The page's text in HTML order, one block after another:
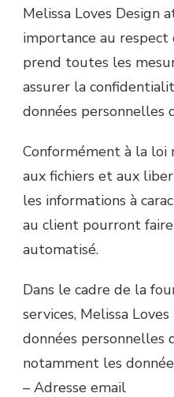
Melissa Loves Design
importance au
prend toutes les
assurer la
données personnelles
Conformément à la loi
aux fichiers et aux
les informations à
au client pourront
automatisé.
Dans le cadre de la
services, Melissa
données personnelles
notamment les
– Adresse email